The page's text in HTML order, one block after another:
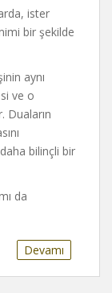
ister
bir şekilde
aynı
ve o
Duaların
bilinçli bir
da
Devamı